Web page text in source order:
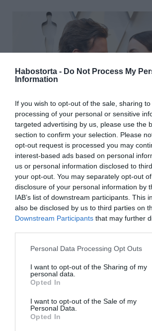
Habostorta - Do Not Process My
Information
If you wish to opt-out of the sale, sharing
processing of your personal or sensitive
targeted advertising by us, please use the
section to confirm your selection. Please
opt-out request is processed you may
interest-based ads based on personal
us or personal information disclosed to
your opt-out. You may separately opt-out
disclosure of your personal information by
IAB’s list of downstream participants. This
also be disclosed by us to third parties on
Downstream Participants that may further
Please note that this website/app uses one
not limited to your visit or usage behaviour.
grant or deny consent to Google and its
use your data for below specified purposes
consent section.
Personal Data Processing Opt Outs
I want to opt-out of the Sharing of my
personal data.
Opted In
I want to opt-out of the Sale of my
Personal Data.
Opted In
Forrás: Blikk
Megosztás: Facebook Twitter
Címkék: párkapcsolat
Bradley Cooper
Korábbi bejegyzések